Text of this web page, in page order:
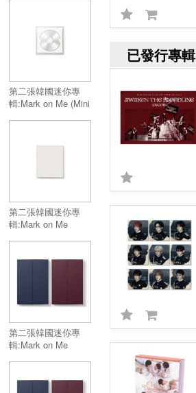
第二張韓國迷你專
輯:Mark on Me (Mini
第二張韓國迷你專
輯:Mark on Me
on Me (SOLO Ver.)
第二張韓國迷你專
輯:Mark on Me
Alnum:Mark on Me
已發行專輯